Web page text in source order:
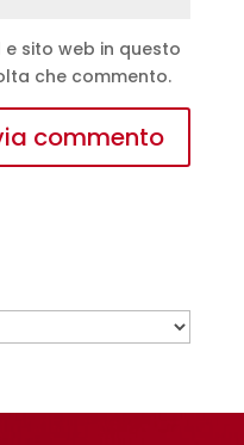
e sito web in questo
che commento.